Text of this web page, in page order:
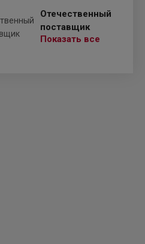
Отечественный
поставщик
Показать все